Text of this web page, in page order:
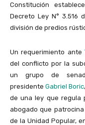
Constitución
Decreto Ley N° 3.516
división de predios
Un requerimiento ante
del conflicto por la
un grupo de
presidenteGabriel Boric
de una ley que regula
abogado que
de la Unidad Popular,